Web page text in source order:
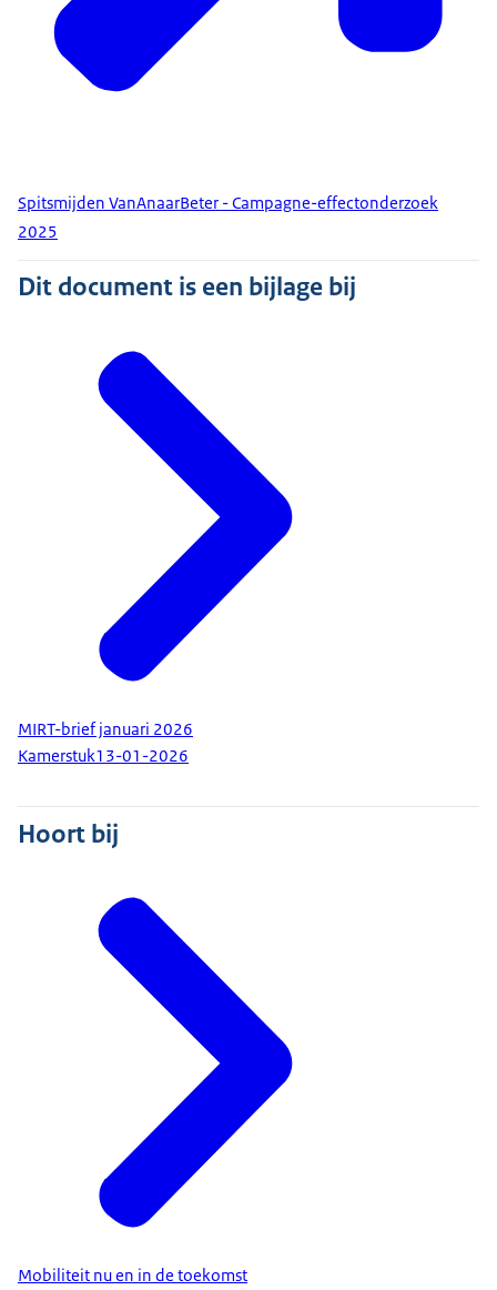
Spitsmijden VanAnaarBeter - Campagne-effectonderzoek
2025
Dit document is een bijlage bij
MIRT-brief januari 2026
Kamerstuk13-01-2026
Hoort bij
Mobiliteit nu en in de toekomst